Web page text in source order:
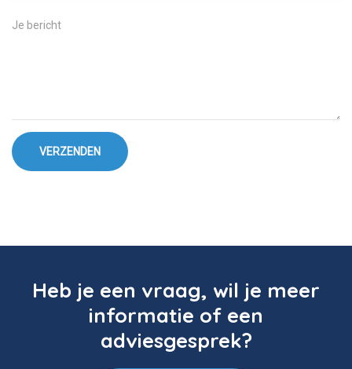
VERZENDEN
Heb je een vraag, wil je meer
informatie of een
adviesgesprek?